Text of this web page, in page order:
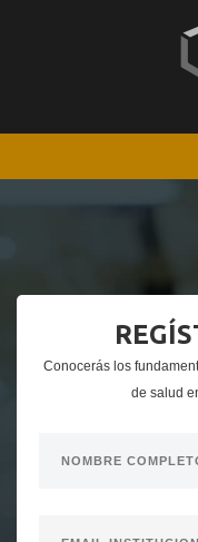
Conocerás los
de salud